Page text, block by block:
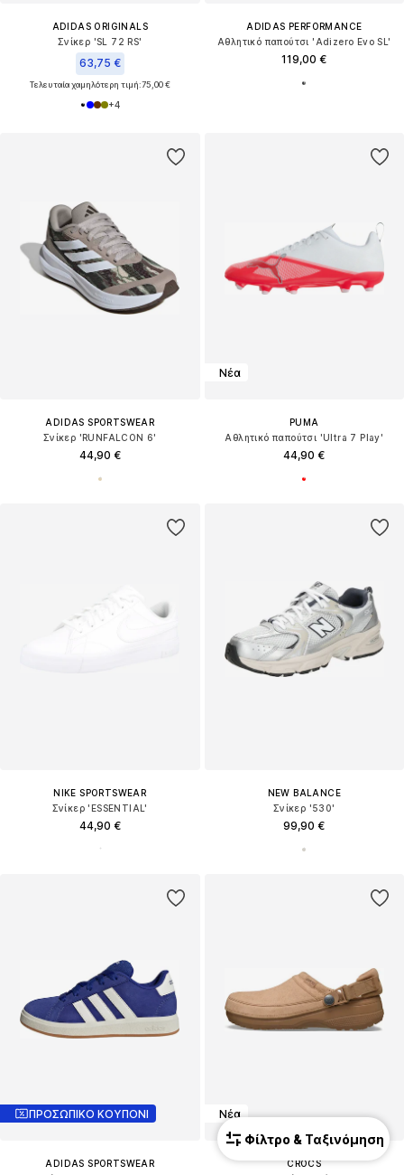
ADIDAS ORIGINALS
Σνίκερ 'SL 72 RS'
63,75 €
Τελευταία χαμηλότερη τιμή:75,00 €
+4
ADIDAS PERFORMANCE
Αθλητικό παπούτσι 'Adizero Evo SL'
119,00 €
ADIDAS SPORTSWEAR
Σνίκερ 'RUNFALCON 6'
44,90 €
Νέα
PUMA
Αθλητικό παπούτσι 'Ultra 7 Play'
44,90 €
NIKE SPORTSWEAR
Σνίκερ 'ESSENTIAL'
44,90 €
NEW BALANCE
Σνίκερ '530'
99,90 €
ΠΡΟΣΩΠΙΚΟ ΚΟΥΠΟΝΙ
ADIDAS SPORTSWEAR
Νέα
CROCS
Φίλτρο & Ταξινόμηση